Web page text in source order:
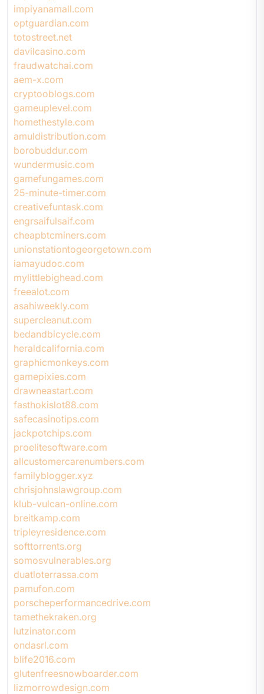
impiyanamall.com
optguardian.com
totostreet.net
davilcasino.com
fraudwatchai.com
aem-x.com
cryptooblogs.com
gameuplevel.com
homethestyle.com
amuldistribution.com
borobuddur.com
wundermusic.com
gamefungames.com
25-minute-timer.com
creativefuntask.com
engrsaifulsaif.com
cheapbtcminers.com
unionstationtogeorgetown.com
iamayudoc.com
mylittlebighead.com
freealot.com
asahiweekly.com
supercleanut.com
bedandbicycle.com
heraldcalifornia.com
graphicmonkeys.com
gamepixies.com
drawneastart.com
fasthokislot88.com
safecasinotips.com
jackpotchips.com
proelitesoftware.com
allcustomercarenumbers.com
familyblogger.xyz
chrisjohnslawgroup.com
klub-vulcan-online.com
breitkamp.com
tripleyresidence.com
softtorrents.org
somosvulnerables.org
duatloterrassa.com
pamufon.com
porscheperformancedrive.com
tamethekraken.org
lutzinator.com
ondasrl.com
blife2016.com
glutenfreesnowboarder.com
lizmorrowdesign.com